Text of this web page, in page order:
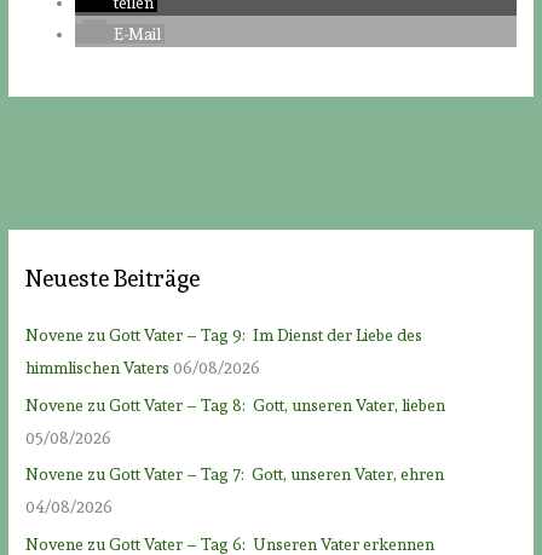
E-Mail
Neueste Beiträge
Novene zu Gott Vater – Tag 9: Im Dienst der Liebe des
himmlischen Vaters 06/08/2026
Novene zu Gott Vater – Tag 8: Gott, unseren Vater, lieben
05/08/2026
Novene zu Gott Vater – Tag 7: Gott, unseren Vater, ehren
04/08/2026
Novene zu Gott Vater – Tag 6: Unseren Vater erkennen